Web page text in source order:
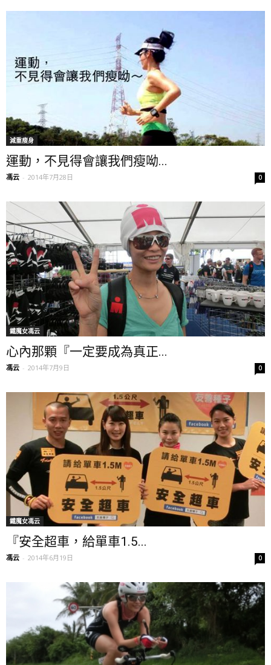
減重瘦身
運動，不見得會讓我們瘦呦...
馮云 - 2014年7月28日 0
鐵魔女馮云
心內那顆『一定要成為真正...
馮云 - 2014年7月9日 0
鐵魔女馮云
『安全超車，給單車1.5...
馮云 - 2014年6月19日 0